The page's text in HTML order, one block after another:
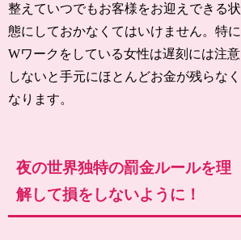
整えていつでもお客様をお迎えできる状
態にしておかなくてはいけません。特に
Wワークをしている女性は遅刻には注意
しないと手元にほとんどお金が残らなく
なります。
夜の世界独特の罰金ルールを理
解して損をしないように！